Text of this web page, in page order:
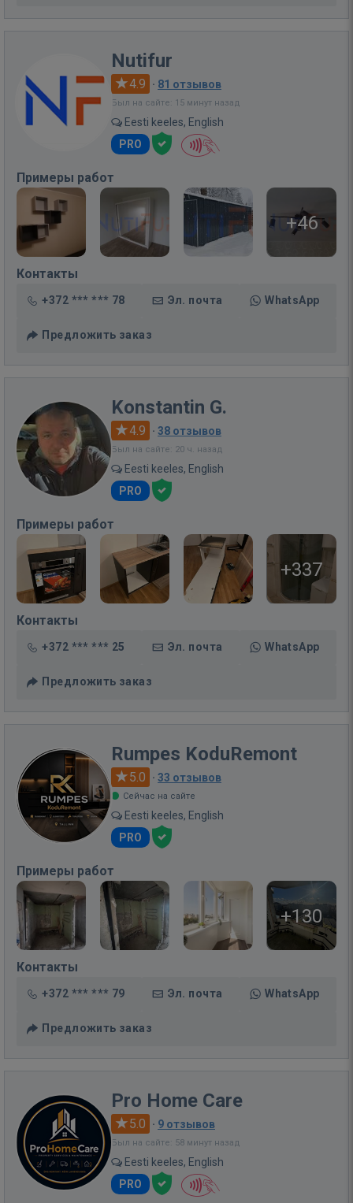
Nutifur
4.9 · 81 отзывов
Был на сайте: 15 минут назад
Eesti keeles, English
PRO
Примеры работ
+46
Контакты
+372 *** *** 78 Эл. почта WhatsApp
Предложить заказ
Konstantin G.
4.9 · 38 отзывов
Был на сайте: 20 ч. назад
Eesti keeles, English
PRO
Примеры работ
+337
Контакты
+372 *** *** 25 Эл. почта WhatsApp
Предложить заказ
Rumpes KoduRemont
5.0 · 33 отзывов
Сейчас на сайте
Eesti keeles, English
PRO
Примеры работ
+130
Контакты
+372 *** *** 79 Эл. почта WhatsApp
Предложить заказ
Pro Home Care
5.0 · 9 отзывов
Был на сайте: 58 минут назад
Eesti keeles, English
PRO